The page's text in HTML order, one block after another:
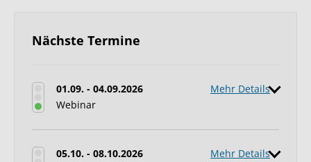
Nächste Termine
01.09. - 04.09.2026
Webinar
Mehr Details
05.10. - 08.10.2026
Mehr Details